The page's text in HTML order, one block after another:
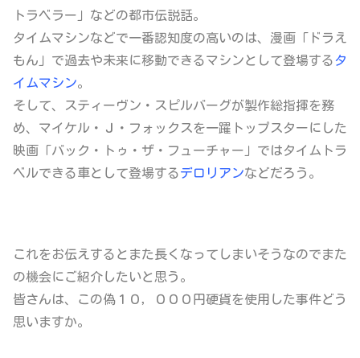
トラベラー」 などの都市伝説話。
タイムマシンなどで一番認知度の高いのは、 漫画「ドラえ
もん」 で過去や未来に移動できるマシンとして登場するタ
イムマシン。
そして、スティーヴン・スピルバーグが製作総指揮を務
め、マイケル・Ｊ・フォックスを一躍トップスターにした
映画「バック・トゥ・ザ・フューチャー」 ではタイムトラ
ベルできる車として登場するデロリアンなどだろう。
これをお伝えするとまた長くなってしまいそうなのでまた
の機会にご紹介したいと思う。
皆さんは、この偽１０，０００円硬貨を使用した事件どう
思いますか。